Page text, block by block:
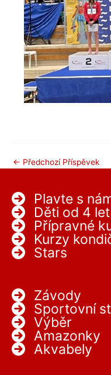
← Předchozí Příspěvek
Plavte s
Děti od 4 let
Přípravné
Kurzy
Stars
Závody
Sportovní
Výběr
Amazonky
Akvabely